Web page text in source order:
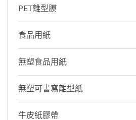
PET離型膜
食品用紙
無塑食品用紙
無塑可書寫離型紙
牛皮紙膠帶